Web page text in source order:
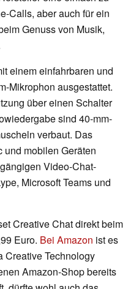
Calls, aber auch für ein
Genuss von Musik,
einem einfahrbaren und
Mikrophon ausgestattet.
über einen Schalter
sind 40-mm-
verbaut. Das
und mobilen Geräten
Video-Chat-
Microsoft Teams und
Creative Chat direkt beim
Euro. Bei Amazon ist es
Creative Technology
Amazon-Shop bereits